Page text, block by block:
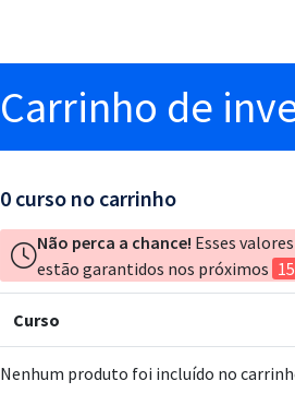
Carrinho de
0 curso no carrinho
Não perca a chance! Esses
estão garantidos nos próximos
Curso
Nenhum produto foi incluído no